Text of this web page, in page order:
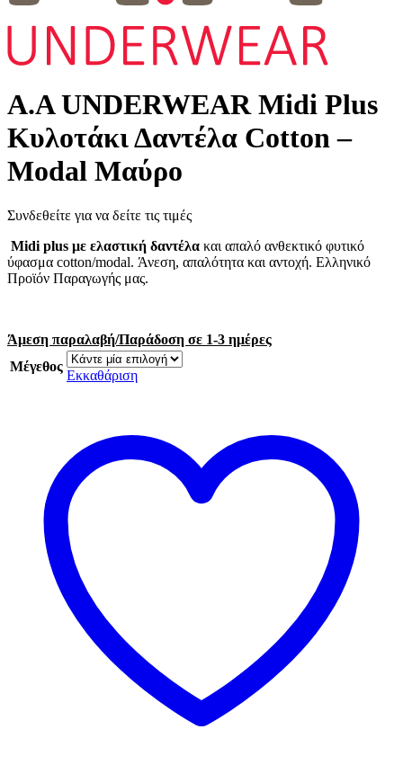
Α.A UNDERWEAR Midi Plus
Κυλοτάκι Δαντέλα Cotton –
Modal Μαύρο
Συνδεθείτε για να δείτε τις τιμές
Midi plus με ελαστική δαντέλα και απαλό ανθεκτικό φυτικό
ύφασμα cotton/modal. Άνεση, απαλότητα και αντοχή. Ελληνικό
Προϊόν Παραγωγής μας.
Άμεση παραλαβή/Παράδοση σε 1-3 ημέρες
Μέγεθος
Εκκαθάριση